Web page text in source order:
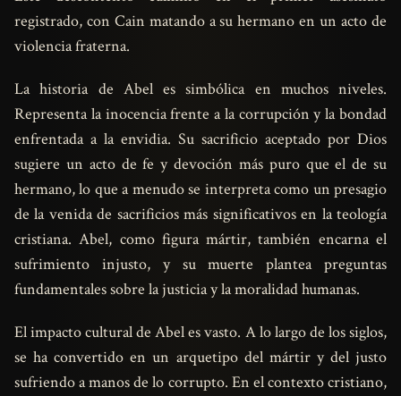
registrado, con Cain matando a su hermano en un acto de
violencia fraterna.
La historia de Abel es simbólica en muchos niveles.
Representa la inocencia frente a la corrupción y la bondad
enfrentada a la envidia. Su sacrificio aceptado por Dios
sugiere un acto de fe y devoción más puro que el de su
hermano, lo que a menudo se interpreta como un presagio
de la venida de sacrificios más significativos en la teología
cristiana. Abel, como figura mártir, también encarna el
sufrimiento injusto, y su muerte plantea preguntas
fundamentales sobre la justicia y la moralidad humanas.
El impacto cultural de Abel es vasto. A lo largo de los siglos,
se ha convertido en un arquetipo del mártir y del justo
sufriendo a manos de lo corrupto. En el contexto cristiano,